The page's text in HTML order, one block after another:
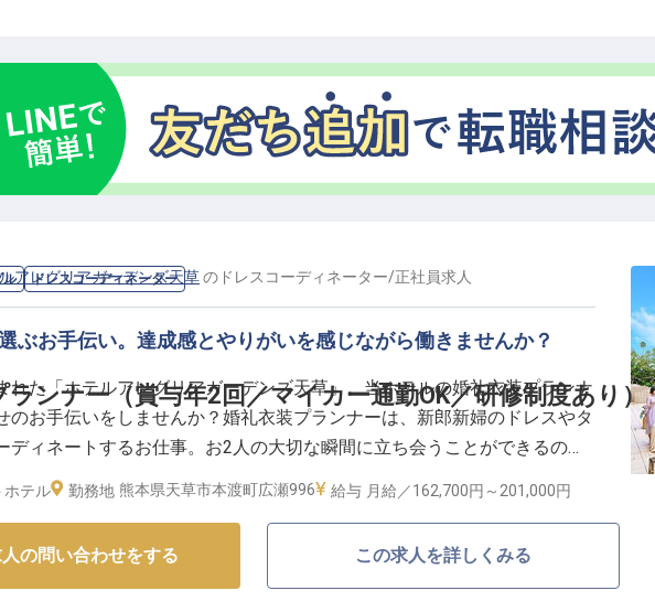
んか？
長く働ける環境でスキルアップ】
車場完備）で通勤も便利！転勤なしで地元で腰を据えて働けるのも魅力で
上で退職金制度も適用され、育児休業取得実績もあるので、ライフステー
日時点の情報です
ル ドレスコーディネーター
ランナー（賞与年2回／マイカー通勤OK／研修制度あり）
アレグリアガーデンズ天草の ドレスコーディネーター/正社員求人
ぶお手伝い。達成感とやりがいを感じながら働きませんか？
れた「ホテルアレグリアガーデンズ天草」。当ホテルの婚礼衣装プランナ
のお手伝いをしませんか？婚礼衣装プランナーは、新郎新婦のドレスやタ
ディネートするお仕事。お2人の大切な瞬間に立ち会うことができるの
がいを感じられます！賞与年2回に月7～8日休み、平均残業時間は月10時
設について】
アガーデンズ天草は、天草の大海原を一望できる高台のスパリゾートホテ
ホテル 勤務地 熊本県天草市本渡町広瀬996 給与 月給／162,700円～ 201,000円
の問い合わせをする この求人を詳しくみる